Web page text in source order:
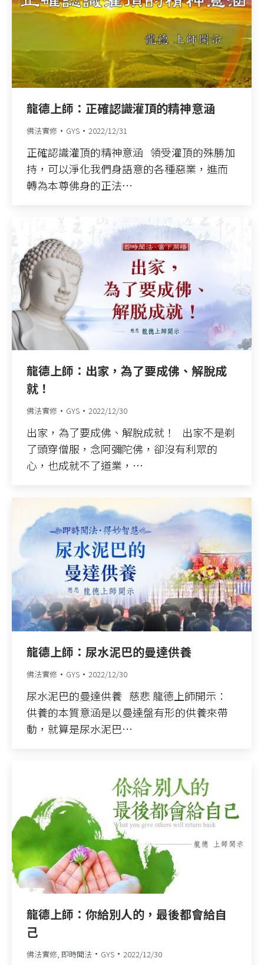
龍德上師：正確認識灌頂的精神意涵
佛法實修 GYS 2022/12/31
正確認識灌頂的精神意涵 領受灌頂的殊勝加
持，可以淨化我們身語意的各種惡業，進而
轉為本尊佛身的正法…
龍德上師：出家，為了要成佛、解脫成
就！
佛法實修 GYS 2022/12/30
出家，為了要成佛、解脫成就！ 出家不是剃
了頭穿僧服，念阿彌陀佛，卻沒有利眾的
心，也成就不了道業，…
龍德上師：尿水泥巴的曼達供養
佛法實修 GYS 2022/12/30
尿水泥巴的曼達供養 慈悲 龍德上師開示：
供養的本質意涵是以曼達盤有形的供養來帶
動，就算是尿水泥巴…
龍德上師：你給別人的，最後都會給自
己
佛法實修 即時聞法 GYS 2022/12/30